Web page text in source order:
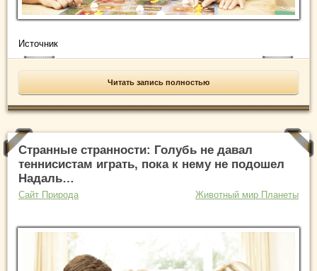
Источник
Читать запись полностью
Странные странности: Голубь не давал
теннисистам играть, пока к нему не подошел
Надаль…
Сайт Природа Животный мир Планеты